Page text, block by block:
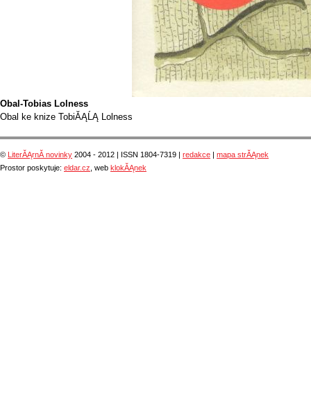
Obal-Tobias Lolness
Obal ke knize TobiĂĄĹĄ Lolness
© LiterĂĄrnĂ­ novinky 2004 - 2012 | ISSN 1804-7319 | redakce
mapa strĂĄnek
Prostor poskytuje: eldar.cz , web klokĂĄnek